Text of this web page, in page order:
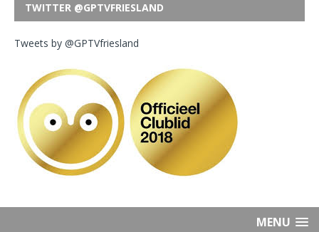
TWITTER @GPTVFRIESLAND
Tweets by @GPTVfriesland
MENU